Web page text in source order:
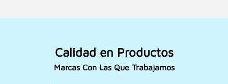
Calidad en Productos
Marcas Con Las Que Trabajamos